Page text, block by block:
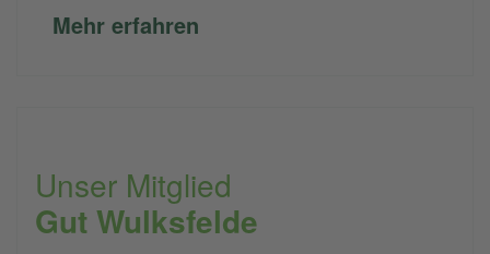
Mehr erfahren
Unser Mitglied
Gut Wulksfelde